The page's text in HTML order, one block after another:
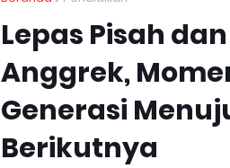
Lepas Pisah
Anggrek,
Generasi
Berikutnya